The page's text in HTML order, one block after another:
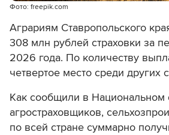
Фото: freepik.com
Аграриям Ставропольского
308 млн рублей страховки за
2026 года. По количеству
четвертое место среди других
Как сообщили в Национальном
агростраховщиков,
по всей стране суммарно